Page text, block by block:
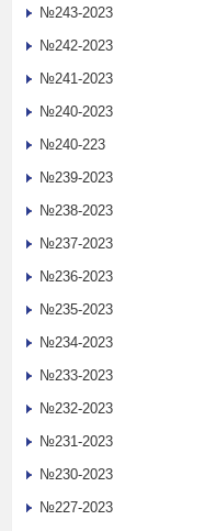
№243-2023
№242-2023
№241-2023
№240-2023
№240-223
№239-2023
№238-2023
№237-2023
№236-2023
№235-2023
№234-2023
№233-2023
№232-2023
№231-2023
№230-2023
№227-2023